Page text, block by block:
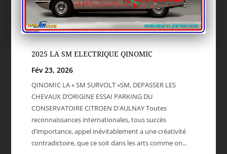
2025 LA SM ELECTRIQUE QINOMIC
Fév 23, 2026
QINOMIC LA « SM SURVOLT »SM, DEPASSER LES
CHEVAUX D’ORIGINE ESSAI PARKING DU
CONSERVATOIRE CITROEN D'AULNAY Toutes
reconnaissances internationales, tous succès
d’importance, appel inévitablement a une créativité
contradictoire, que ce soit dans les arts comme on...